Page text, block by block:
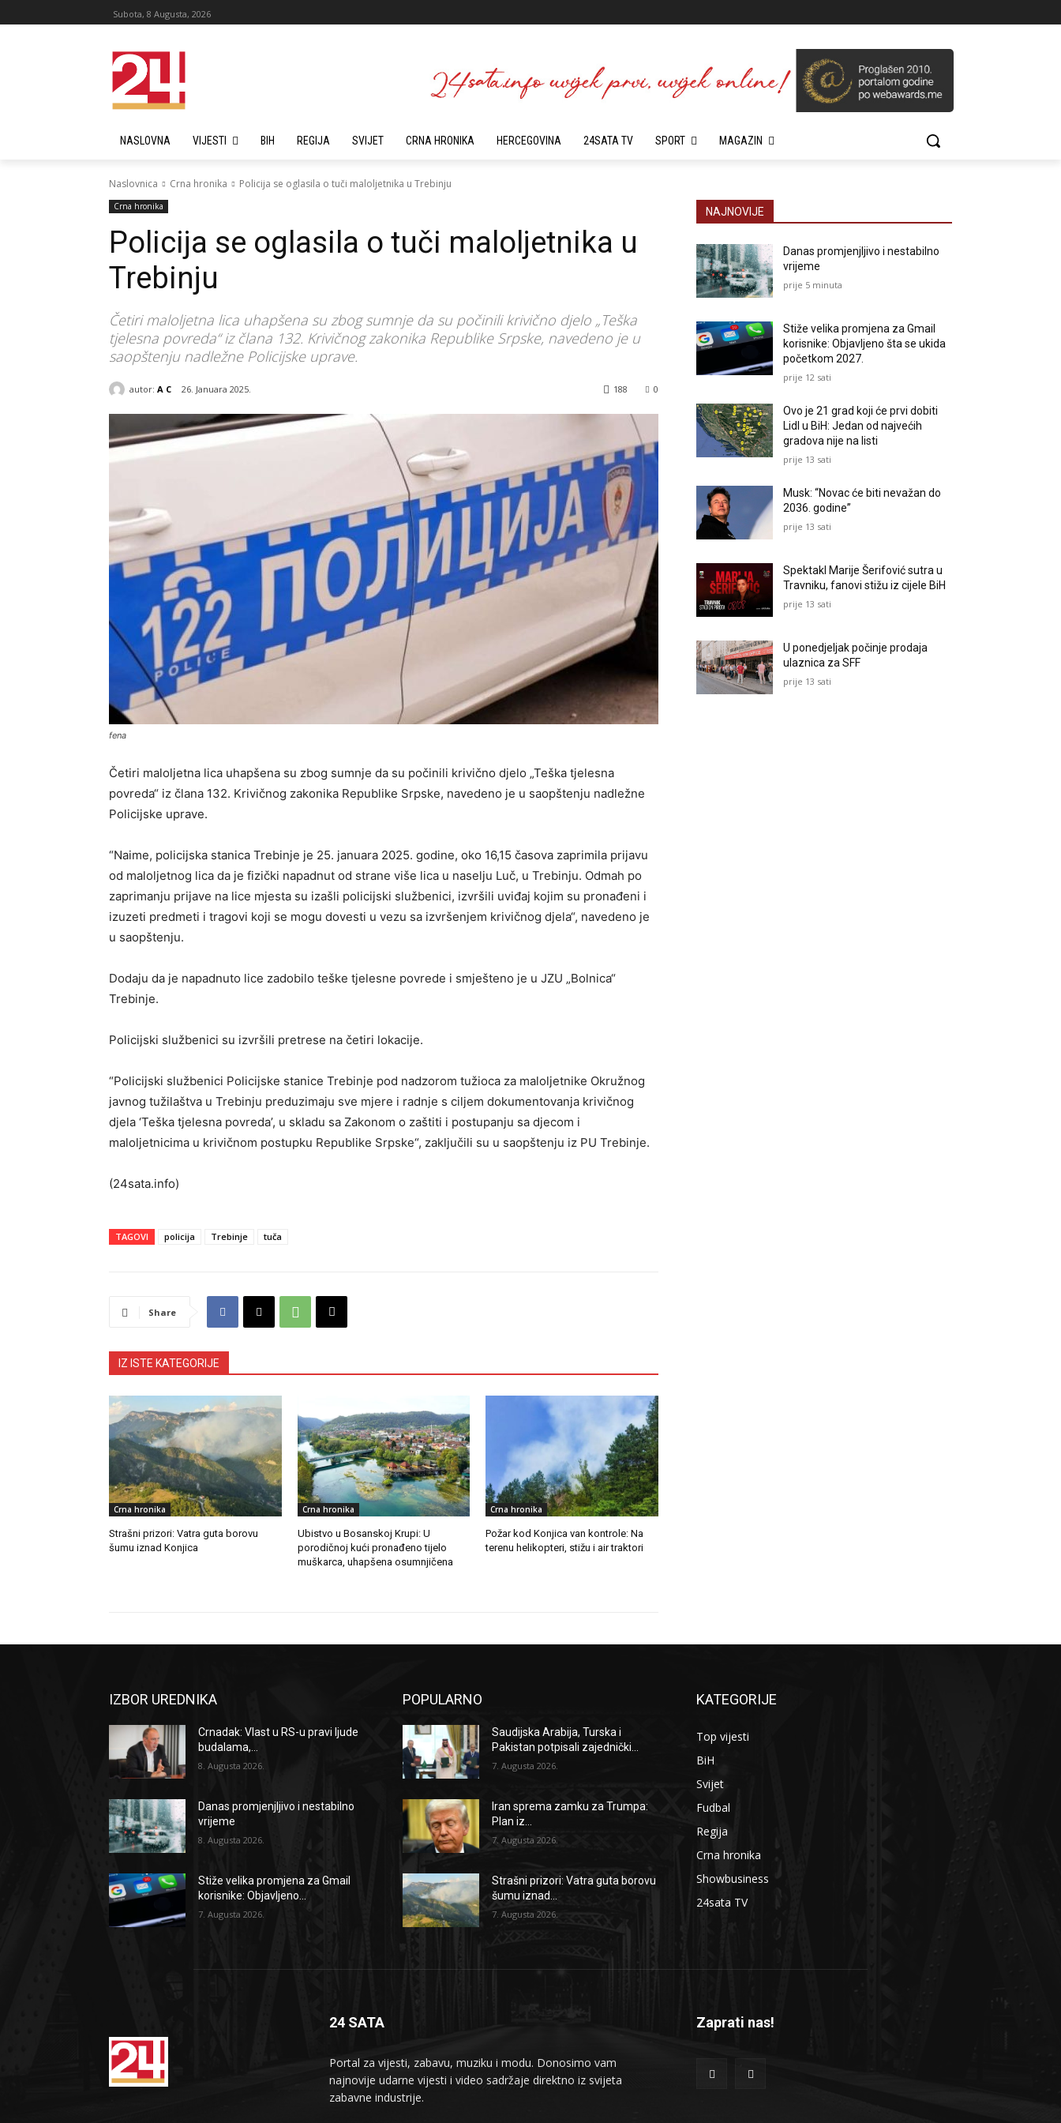
Subota, 8 Augusta, 2026
NASLOVNA VIJESTI BIH REGIJA SVIJET CRNA HRONIKA HERCEGOVINA 24SATA TV SPORT MAGAZIN
Naslovnica Crna hronika Policija se oglasila o tuči maloljetnika u Trebinju
Crna hronika
Policija se oglasila o tuči maloljetnika u
Trebinju
Četiri maloljetna lica uhapšena su zbog sumnje da su počinili krivično djelo „Teška
tjelesna povreda“ iz člana 132. Krivičnog zakonika Republike Srpske, navedeno je u
saopštenju nadležne Policijske uprave.
autor: A C 26. Januara 2025. 0
188
fena
Četiri maloljetna lica uhapšena su zbog sumnje da su počinili krivično djelo „Teška tjelesna
povreda“ iz člana 132. Krivičnog zakonika Republike Srpske, navedeno je u saopštenju nadležne
Policijske uprave.
“Naime, policijska stanica Trebinje je 25. januara 2025. godine, oko 16,15 časova zaprimila prijavu
od maloljetnog lica da je fizički napadnut od strane više lica u naselju Luč, u Trebinju. Odmah po
zaprimanju prijave na lice mjesta su izašli policijski službenici, izvršili uviđaj kojim su pronađeni i
izuzeti predmeti i tragovi koji se mogu dovesti u vezu sa izvršenjem krivičnog djela“, navedeno je
u saopštenju.
Dodaju da je napadnuto lice zadobilo teške tjelesne povrede i smješteno je u JZU „Bolnica“
Trebinje.
Policijski službenici su izvršili pretrese na četiri lokacije.
“Policijski službenici Policijske stanice Trebinje pod nadzorom tužioca za maloljetnike Okružnog
javnog tužilaštva u Trebinju preduzimaju sve mjere i radnje s ciljem dokumentovanja krivičnog
djela ‘Teška tjelesna povreda’, u skladu sa Zakonom o zaštiti i postupanju sa djecom i
maloljetnicima u krivičnom postupku Republike Srpske“, zaključili su u saopštenju iz PU Trebinje.
(24sata.info)
TAGOVI policija Trebinje tuča
Share
IZ ISTE KATEGORIJE
Crna hronika
Strašni prizori: Vatra guta borovu
šumu iznad Konjica
Crna hronika
Ubistvo u Bosanskoj Krupi: U
porodičnoj kući pronađeno tijelo
muškarca, uhapšena osumnjičena
Crna hronika
Požar kod Konjica van kontrole: Na
terenu helikopteri, stižu i air traktori
NAJNOVIJE
Danas promjenjljivo i nestabilno
vrijeme
prije 5 minuta
Stiže velika promjena za Gmail
korisnike: Objavljeno šta se ukida
početkom 2027.
prije 12 sati
Ovo je 21 grad koji će prvi dobiti
Lidl u BiH: Jedan od najvećih
gradova nije na listi
prije 13 sati
Musk: “Novac će biti nevažan do
2036. godine”
prije 13 sati
Spektakl Marije Šerifović sutra u
Travniku, fanovi stižu iz cijele BiH
prije 13 sati
U ponedjeljak počinje prodaja
ulaznica za SFF
prije 13 sati
IZBOR UREDNIKA
Crnadak: Vlast u RS-u pravi ljude
budalama,...
8. Augusta 2026.
Danas promjenjljivo i nestabilno
vrijeme
8. Augusta 2026.
Stiže velika promjena za Gmail
korisnike: Objavljeno...
7. Augusta 2026.
POPULARNO
Saudijska Arabija, Turska i
Pakistan potpisali zajednički...
7. Augusta 2026.
Iran sprema zamku za Trumpa:
Plan iz...
7. Augusta 2026.
Strašni prizori: Vatra guta borovu
šumu iznad...
7. Augusta 2026.
KATEGORIJE
Top vijesti
BiH
Svijet
Fudbal
Regija
Crna hronika
Showbusiness
24sata TV
24 SATA
Portal za vijesti, zabavu, muziku i modu. Donosimo vam
najnovije udarne vijesti i video sadržaje direktno iz svijeta
zabavne industrije.
Zaprati nas!